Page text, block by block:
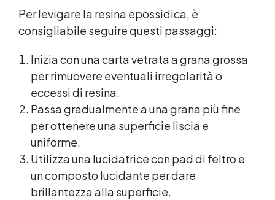
antipolvere ✅ Facile applicazione con rullo,
asciugatura in meno di 12 ore per una
protezione rapida e duratura ✅ Ideale per
garage, cortili, magazzini e piazzali,
resistente a temperature estreme e agenti
chimici
Per levigare la resina epossidica, è
consigliabile seguire questi passaggi:
Inizia con una carta vetrata a grana grossa
per rimuovere eventuali irregolarità o
eccessi di resina.
Passa gradualmente a una grana più fine
per ottenere una superficie liscia e
uniforme.
Utilizza una lucidatrice con pad di feltro e
un composto lucidante per dare
brillantezza alla superficie.